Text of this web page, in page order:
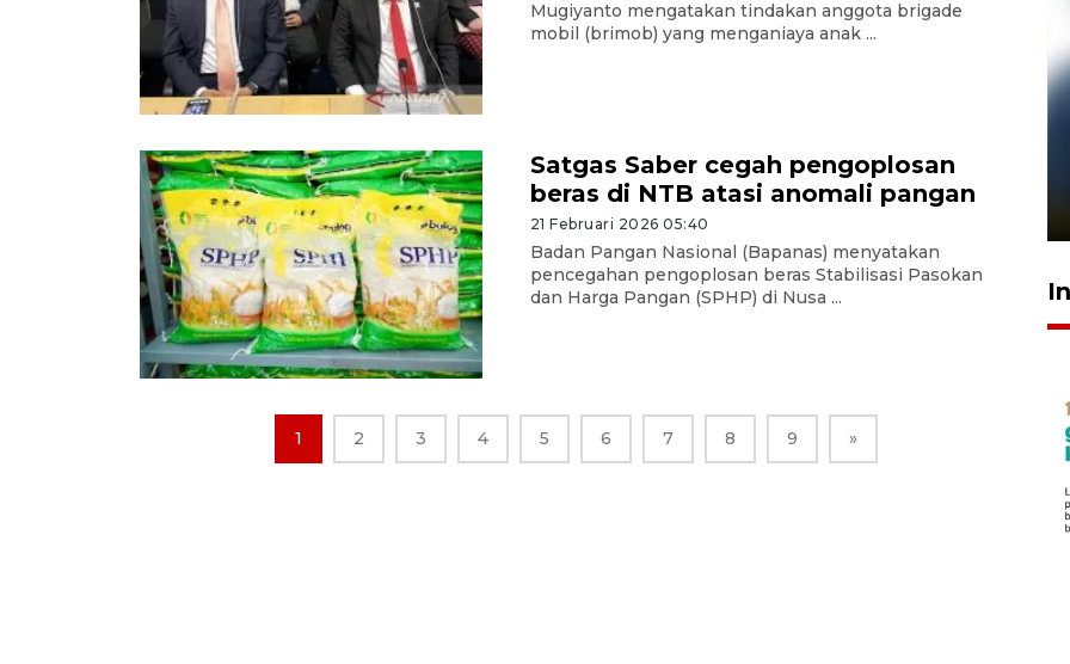
Mugiyanto mengatakan tindakan anggota brigade
mobil (brimob) yang menganiaya anak ...
Satgas Saber cegah pengoplosan
beras di NTB atasi anomali pangan
21 Februari 2026 05:40
Badan Pangan Nasional (Bapanas) menyatakan
pencegahan pengoplosan beras Stabilisasi Pasokan
dan Harga Pangan (SPHP) di Nusa ...
1 2 3 4 5 6 7 8 9 »
Pelanggan Filaha Farm setia
sampai 8 tahan?